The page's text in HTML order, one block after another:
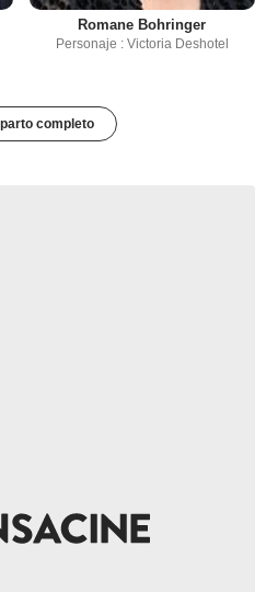
Romane Bohringer
Personaje : Victoria Deshotel
completo